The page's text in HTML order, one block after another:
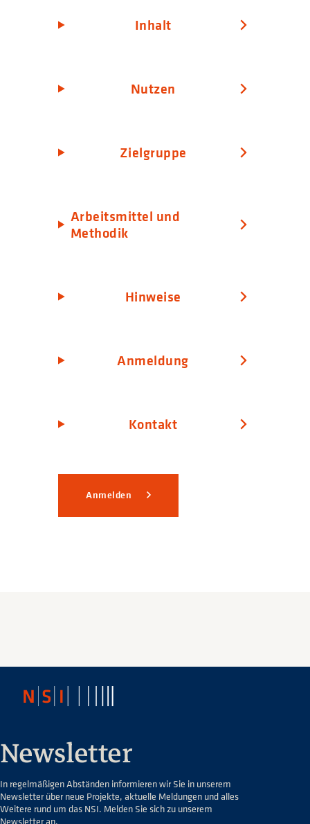
Inhalt
Nutzen
Zielgruppe
Arbeitsmittel und
Methodik
Hinweise
Anmeldung
Kontakt
Anmelden
Newsletter
In regelmäßigen Abständen informieren wir Sie in unserem
Newsletter über neue Projekte, aktuelle Meldungen und alles
Weitere rund um das NSI. Melden Sie sich zu unserem
Newsletter an.